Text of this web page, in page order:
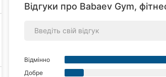
Відгуки про Babaev Gym,
Відмінно
Добре